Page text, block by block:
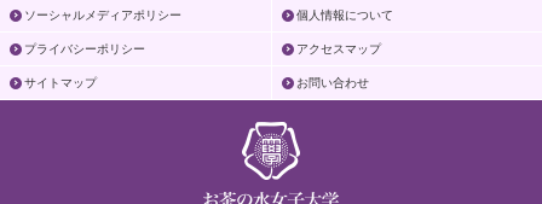
ソーシャルメディアポリシー 個人情報について
プライバシーポリシー アクセスマップ
サイトマップ お問い合わせ